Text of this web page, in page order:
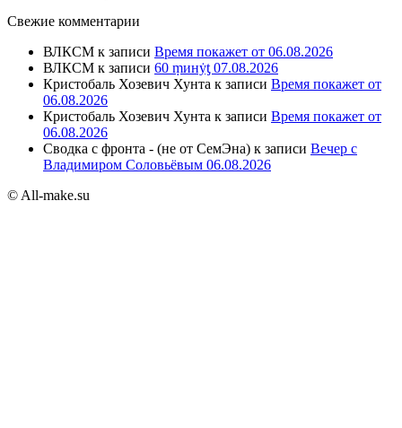
Свежие комментарии
ВЛКСМ к записи Время покажет от 06.08.2026
ВЛКСМ к записи 60 ṃинẏƫ 07.08.2026
Кристобаль Хозевич Хунта к записи Время покажет от
06.08.2026
Кристобаль Хозевич Хунта к записи Время покажет от
06.08.2026
Сводка с фронта - (не от СемЭна) к записи Вечер с
Владимиром Соловьёвым 06.08.2026
© All-make.su